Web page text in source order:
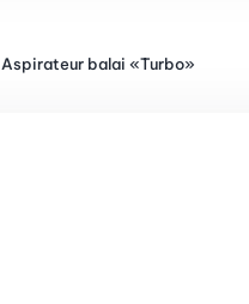
Aspirateur balai «Turbo»